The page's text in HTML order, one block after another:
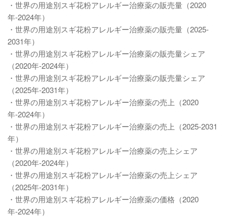
・世界の用途別スギ花粉アレルギー治療薬の販売量（2020
年-2024年）
・世界の用途別スギ花粉アレルギー治療薬の販売量（2025-
2031年）
・世界の用途別スギ花粉アレルギー治療薬の販売量シェア
（2020年-2024年）
・世界の用途別スギ花粉アレルギー治療薬の販売量シェア
（2025年-2031年）
・世界の用途別スギ花粉アレルギー治療薬の売上（2020
年-2024年）
・世界の用途別スギ花粉アレルギー治療薬の売上（2025-2031
年）
・世界の用途別スギ花粉アレルギー治療薬の売上シェア
（2020年-2024年）
・世界の用途別スギ花粉アレルギー治療薬の売上シェア
（2025年-2031年）
・世界の用途別スギ花粉アレルギー治療薬の価格（2020
年-2024年）